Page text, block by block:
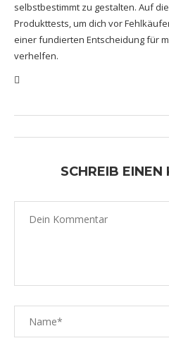
selbstbestimmt zu gestalten. Auf
Produkttests, um dich vor
einer fundierten Entscheidung für
verhelfen.
SCHREIB